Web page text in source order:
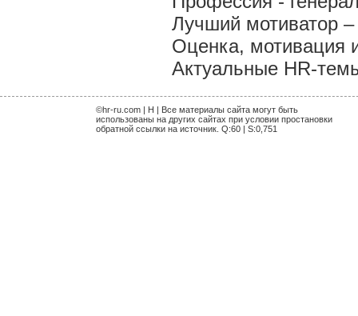
Лучший мотиватор –
Оценка, мотивация
Актуальные HR-
©hr-ru.com | H | Все материалы сайта могут быть
использованы на других сайтах при условии простановки
обратной ссылки на источник. Q:60 | S:0,751